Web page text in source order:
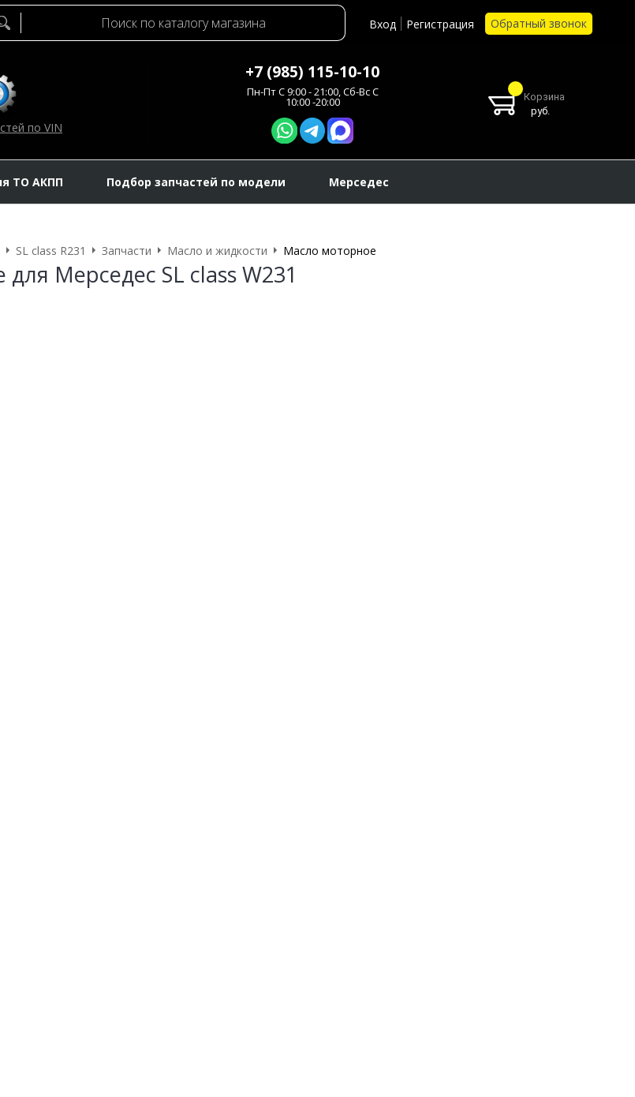
Вход Регистрация Обратный звонок
по VIN
+7 (985) 115-10-10
Пн-Пт C 9:00 - 21:00, Сб-Вс С
10:00 -20:00
Корзина
руб.
ТО АКПП Подбор запчастей по модели Мерседес
SL class R231 Запчасти Масло и жидкости Масло моторное
Мерседес SL class W231